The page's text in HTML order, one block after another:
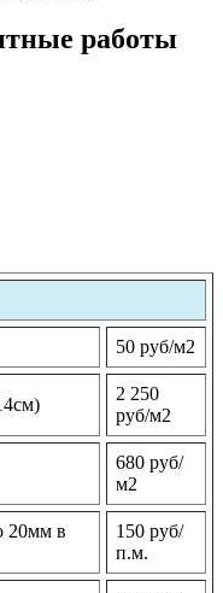
работы
50 руб/м2
2 250
руб/м2
680 руб/
м2
20мм в
150 руб/
п.м.